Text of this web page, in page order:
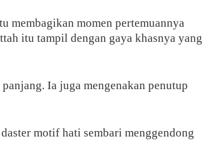
membagikan momen pertemuannya
itu tampil dengan gaya khasnya yang
Ia juga mengenakan penutup
motif hati sembari menggendong